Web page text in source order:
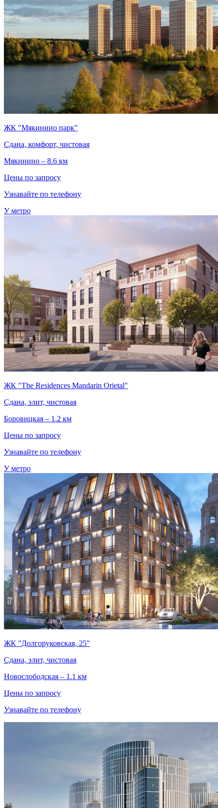
ЖК "Мякинино парк"
Сдана, комфорт, чистовая
Мякинино – 8.6 км
Цены по запросу
Узнавайте по телефону
У метро
ЖК "The Residences Mandarin Orietal"
Сдана, элит, чистовая
Боровицкая – 1.2 км
Цены по запросу
Узнавайте по телефону
У метро
ЖК "Долгоруковская, 25"
Сдана, элит, чистовая
Новослободская – 1.1 км
Цены по запросу
Узнавайте по телефону